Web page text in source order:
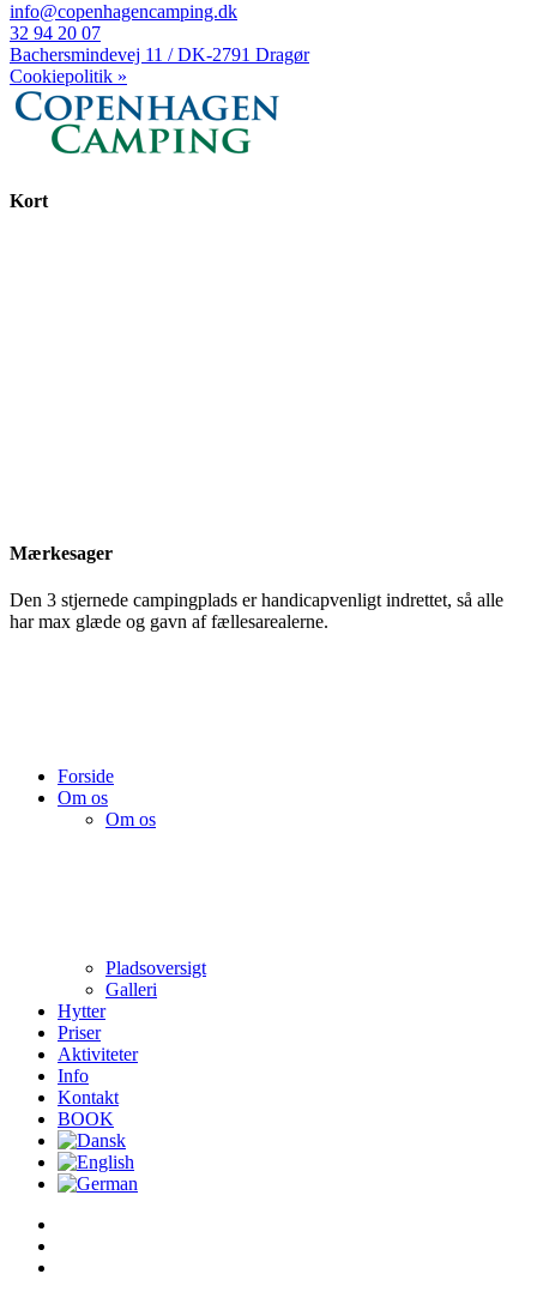
info@copenhagencamping.dk
32 94 20 07
Bachersmindevej 11 / DK-2791 Dragør
Cookiepolitik »
Kort
Mærkesager
Den 3 stjernede campingplads er handicapvenligt indrettet, så alle
har max glæde og gavn af fællesarealerne.
Forside
Om os
Om os
Pladsoversigt
Galleri
Hytter
Priser
Aktiviteter
Info
Kontakt
BOOK